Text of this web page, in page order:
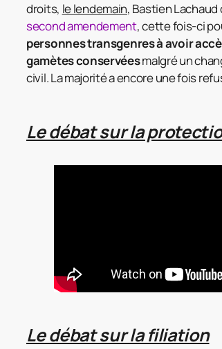
droits, le lendemain, Bastien
second amendement, cette fois-ci
personnes transgenres à avoir
gamètes conservéesmalgré un
civil. La majorité a encore une fois
Le débat sur la
Le débat sur la filiation